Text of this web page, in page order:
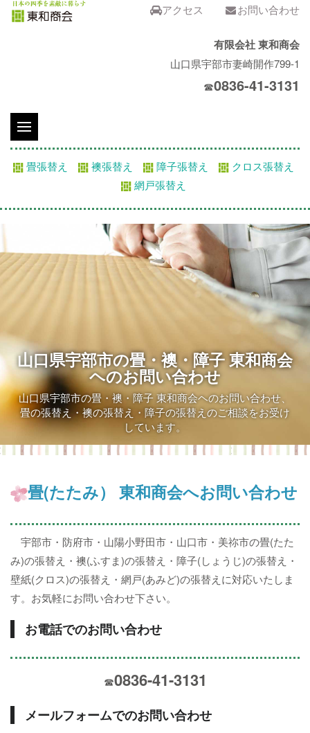
アクセス お問い合わせ
有限会社 東和商会
山口県宇部市妻崎開作799-1
☎0836-41-3131
畳張替え 襖張替え 障子張替え
クロス張替え
網戸張替え
山口県宇部市の畳・襖・障子 東和商会
ヘのお問い合わせ
山口県宇部市の畳・襖・障子 東和商会ヘのお問い合わせ、
畳の張替え・襖の張替え・障子の張替えのご相談をお受け
しています。
畳(たたみ） 東和商会へお問い合わせ
宇部市・防府市・山陽小野田市・山口市・美祢市の畳(たた
み)の張替え・襖(ふすま)の張替え・障子(しょうじ)の張替え・
壁紙(クロス)の張替え・網戸(あみど)の張替えに対応いたしま
す。お気軽にお問い合わせ下さい。
お電話でのお問い合わせ
☎0836-41-3131
メールフォームでのお問い合わせ